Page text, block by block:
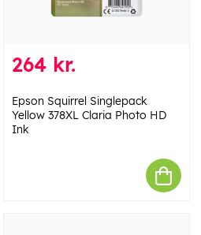
264 kr.
Epson Squirrel Singlepack
Yellow 378XL Claria Photo HD
Ink